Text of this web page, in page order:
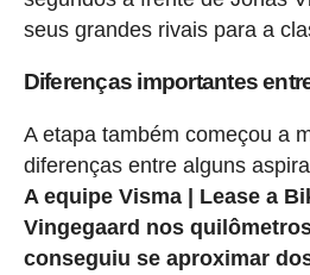
seus grandes rivais para a
Diferenças importantes
A etapa também começou a
diferenças entre alguns
A equipe Visma | Lease a
Vingegaard nos
conseguiu se aproximar